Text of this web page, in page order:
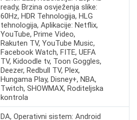
ready, Brzina osvježenja slike:
60Hz, HDR Tehnologija, HLG
tehnologija, Aplikacije: Netflix,
YouTube, Prime Video,
Rakuten TV, YouTube Music,
Facebook Watch, FITE, UEFA
TV, Kidoodle tv, Toon Goggles,
Deezer, Redbull TV, Plex,
Hungama Play, Disney+, NBA,
Twitch, SHOWMAX, Roditeljska
kontrola
DA, Operativni sistem: Android